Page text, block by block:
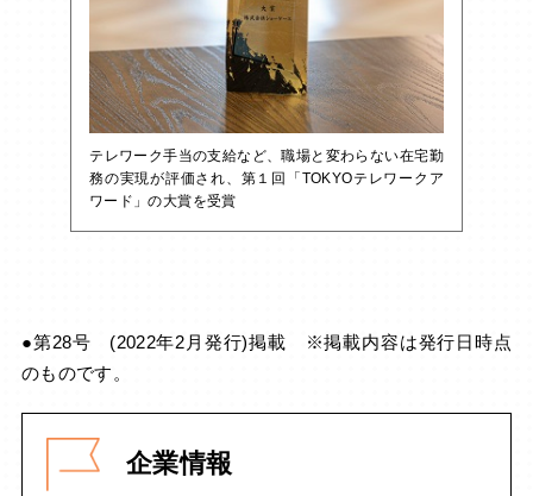
テレワーク手当の支給など、職場と変わらない在宅勤
務の実現が評価され、第１回「TOKYOテレワークア
ワード」の大賞を受賞
●第28号 (2022年2月発行)掲載 ※掲載内容は発行日時点
のものです。
企業情報